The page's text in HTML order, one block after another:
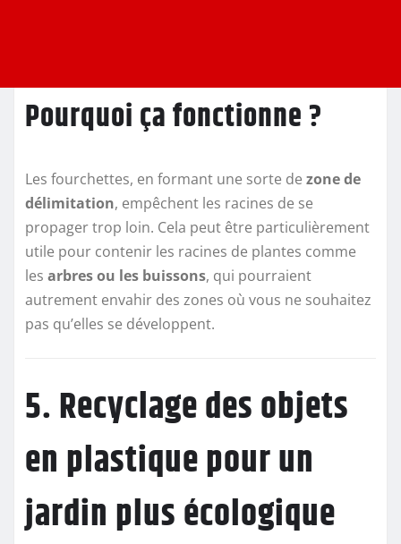
Pourquoi ça fonctionne ?
Les fourchettes, en formant une sorte de zone de
délimitation, empêchent les racines de se
propager trop loin. Cela peut être particulièrement
utile pour contenir les racines de plantes comme
les arbres ou les buissons, qui pourraient
autrement envahir des zones où vous ne souhaitez
pas qu’elles se développent.
5. Recyclage des objets
en plastique pour un
jardin plus écologique